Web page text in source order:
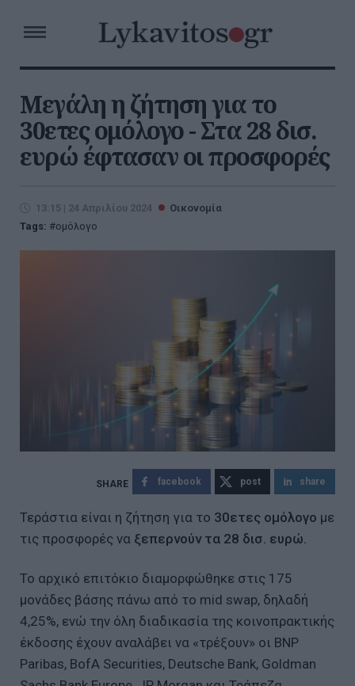
Μεγάλη η ζήτηση για το
30ετες ομόλογο - Στα 28 δισ.
ευρώ έφτασαν οι προσφορές
13:15 | 24 Απριλίου 2024
Οικονομία
Tags:
ομόλογο
facebook post share
Τεράστια είναι η ζήτηση για το 30ετες ομόλογο με
τις προσφορές να ξεπερνούν τα 28 δισ. ευρώ.
Το αρχικό επιτόκιο διαμορφώθηκε στις 175
μονάδες βάσης πάνω από το mid swap, δηλαδή
4,25%, ενώ την όλη διαδικασία της κοινοπρακτικής
έκδοσης έχουν αναλάβει να «τρέξουν» οι BNP
Paribas, BofA Securities, Deutsche Bank, Goldman